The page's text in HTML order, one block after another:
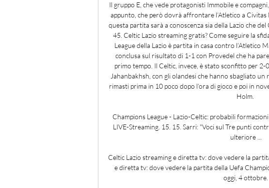
Il gruppo E, che vede protagonisti Immobile e
appunto, che però dovrà affrontare l’Atletico a
questa partita sarà a conoscenza sia della Lazio che
45. Celtic Lazio streaming gratis? Come seguire la
League della Lazio è partita in casa contro l’Atletico
conclusa sul risultato di 1-1 con Provedel che ha
primo tempo. Il Celtic, invece, è stato sconfitto per
Jahanbakhsh, con gli olandesi che hanno sbagliato un
rimasti prima in 10 poco dopo l’ora di gioco e poi in
Holm.
Champions League - Lazio-Celtic: probabili
LIVE-Streaming. 15. 15. Sarri: "Voci sul Tre punti
ulteriore ...
Celtic Lazio streaming e diretta tv: dove vedere la
e diretta tv: dove vedere la partita della Uefa
oggi, 4 ottobre.